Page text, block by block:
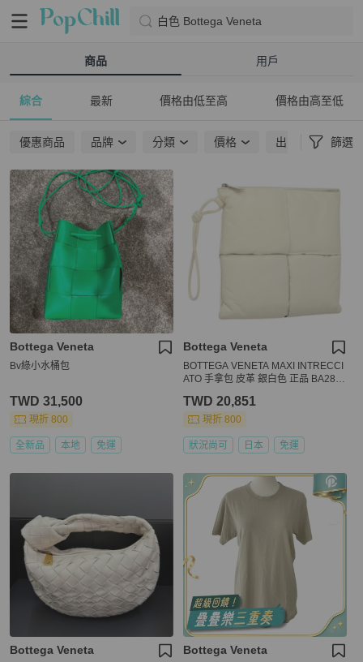
白色 Bottega Veneta
商品 用戶
綜合 最新 價格由低至高 價格由高至低
優惠商品 品牌 分類 價格 出貨地點 篩選
Bottega Veneta
Bv綠小水桶包
TWD 31,500
現折 800
全新品 本地 免運
Bottega Veneta
BOTTEGA VENETA MAXI INTRECCI
ATO 手拿包 皮革 銀白色 正品 BA289
TWD 20,851
現折 800
狀況尚可 日本 免運
Bottega Veneta Bottega Veneta